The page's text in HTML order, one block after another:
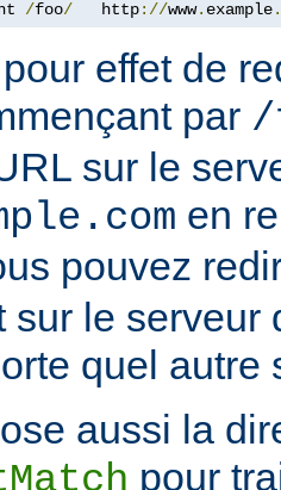
/foo/
   http
://www. example.
effet de
par /
sur le
en
pouvez
sur le serveur
quel autre
aussi la
pour